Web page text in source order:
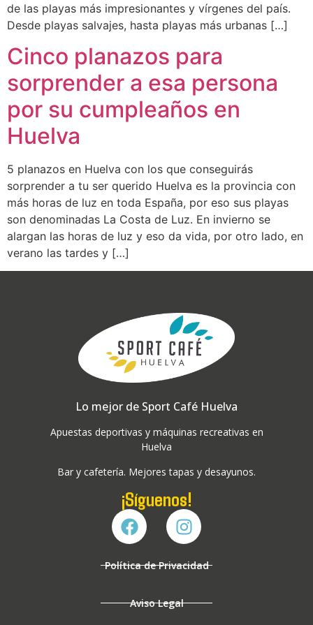
de las playas más impresionantes y vírgenes del país.
Desde playas salvajes, hasta playas más urbanas […]
Cinco planazos para
sorprender a esa persona
por su cumpleaños en
Huelva
5 planazos en Huelva con los que conseguirás
sorprender a tu ser querido Huelva es la provincia con
más horas de luz en toda España, por eso sus playas
son denominadas La Costa de Luz. En invierno se
alargan las horas de luz y eso da vida, por otro lado, en
verano las tardes y […]
Lo mejor de Sport Café Huelva
Apuestas deportivas y máquinas recreativas en
Huelva
Bar y cafetería. Mejores tapas y desayunos.
¡Síguenos!
Política de Privacidad
Aviso Legal